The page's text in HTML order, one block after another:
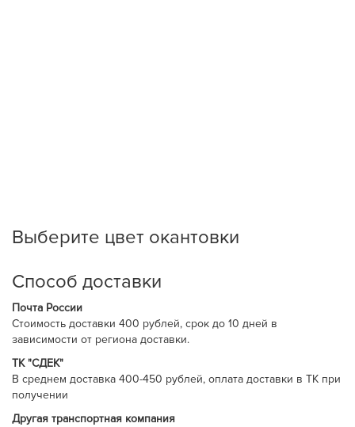
Выберите цвет окантовки
Способ доставки
Почта России
Cтоимость доставки 400 рублей, срок до 10 дней в
зависимости от региона доставки.
ТК "СДЕК"
В среднем доставка 400-450 рублей, оплата доставки в ТК при
получении
Другая транспортная компания